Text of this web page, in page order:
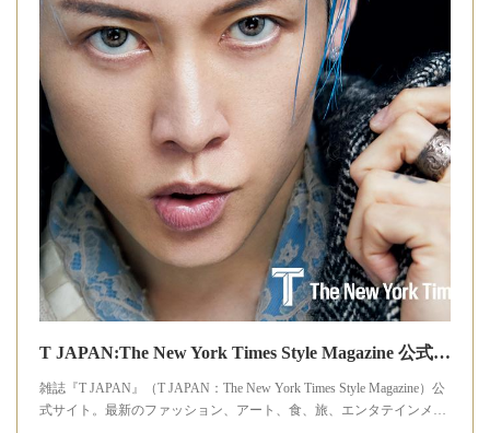
T JAPAN:The New York Times Style Magazine 公式サイト
雑誌『T JAPAN』（T JAPAN：The New York Times Style Magazine）公
式サイト。最新のファッション、アート、食、旅、エンタテインメ…